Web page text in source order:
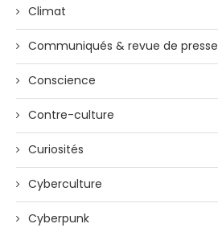
Climat
Communiqués & revue de presse
Conscience
Contre-culture
Curiosités
Cyberculture
Cyberpunk